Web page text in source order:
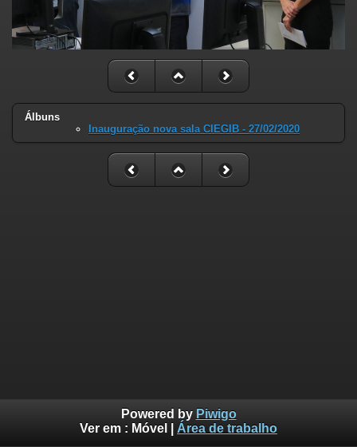
Álbuns
Inauguração nova sala CIEGIB - 27/02/2020
Powered by Piwigo
Ver em : Móvel Área de trabalho